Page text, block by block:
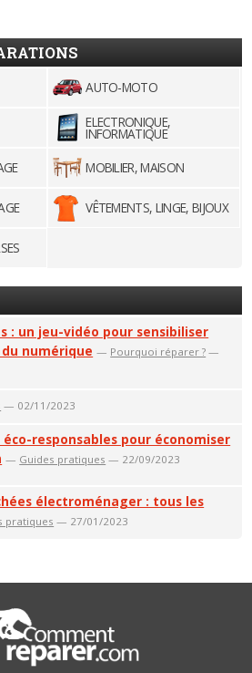
AUTO-MOTO
ELECTRONIQUE,
INFORMATIQUE
MOBILIER, MAISON
VÊTEMENTS, LINGE, BIJOUX
: un jeu-vidéo pour sensibiliser
numérique — Pourquoi réparer ? —
— 02/11/2023
éco-responsables pour économiser
— Guides pratiques — 22/09/2023
électroménager : tous les
pratiques — 27/01/2023